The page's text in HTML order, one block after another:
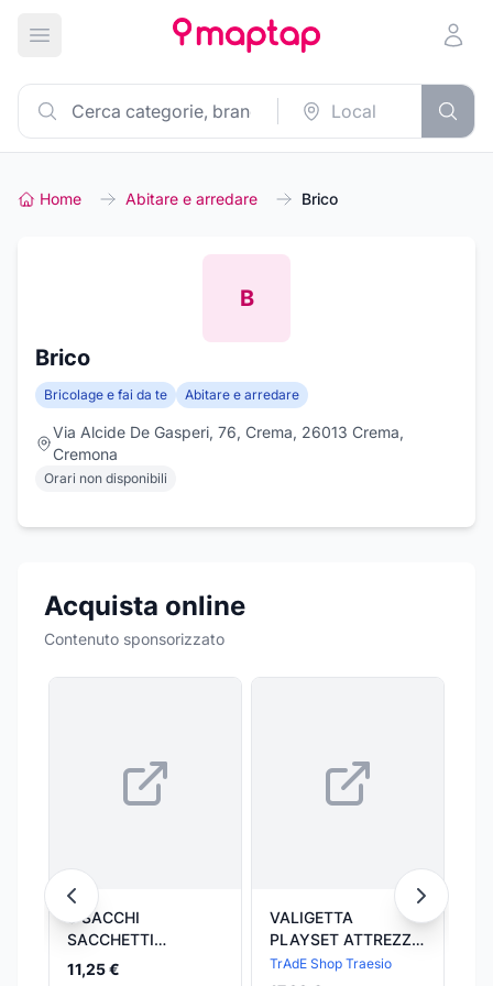
Apri menu principale
Home Abitare e arredare Brico
B
Brico
Bricolage e fai da te Abitare e arredare
Via Alcide De Gasperi, 76, Crema, 26013 Crema,
Cremona
Orari non disponibili
Acquista online
Contenuto sponsorizzato
5 SACCHI
SACCHETTI
ASPIRAPOLVERE
11,25 €
VALIGETTA
PLAYSET ATTREZZI
BRICO PER BAMBINI
TrAdE Shop Traesio